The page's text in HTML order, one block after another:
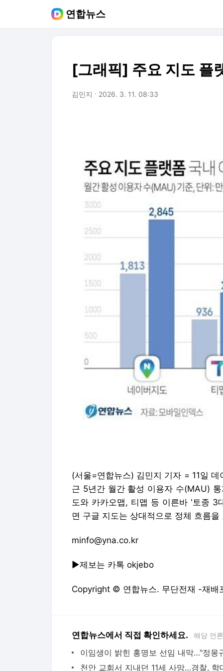
연합뉴스
[그래픽] 주요 지도 플
김민지 2026. 3. 11. 08:33
(서울=연합뉴스) 김민지 기자 = 11일
근 5년간 월간 활성 이용자 수(MAU)
도와 카카오맵, 티맵 등 이른바 '토종 3
면 구글 지도는 상대적으로 정체 흐름
minfo@yna.co.kr
▶제보는 카톡 okjebo
Copyright © 연합뉴스. 무단전재 -재배
연합뉴스에서 직접 확인하세요. 해당 언